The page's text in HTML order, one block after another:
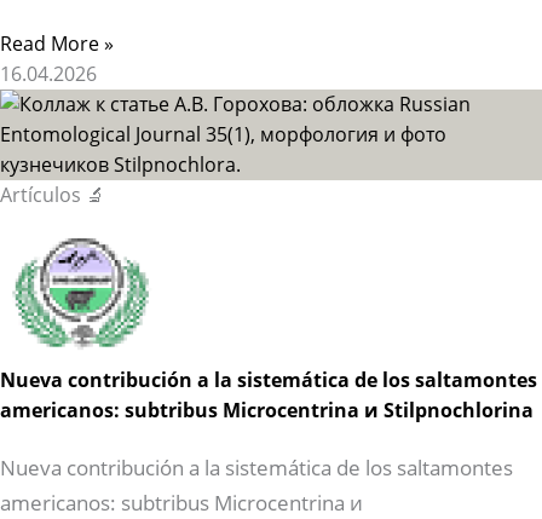
Read More »
16.04.2026
Artículos 🔬
Nueva contribución a la sistemática de los saltamontes
americanos: subtribus Microcentrina и Stilpnochlorina
Nueva contribución a la sistemática de los saltamontes
americanos: subtribus Microcentrina и